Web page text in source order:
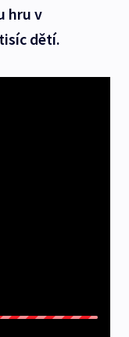
hru v
dětí.